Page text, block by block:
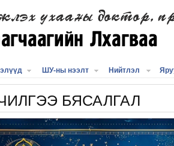
ШУ-ны нээлт Нийтлэл
БЯСАЛГАЛ